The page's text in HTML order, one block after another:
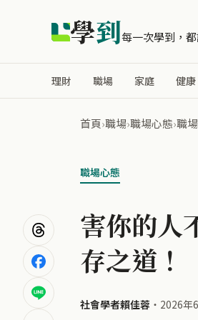
學到每一次學到，
理財 職場 家庭 健康
首頁›職場›職場心態›職
職場心態
害你的人
存之道！
社會學者賴佳蓉 ・ 2026年